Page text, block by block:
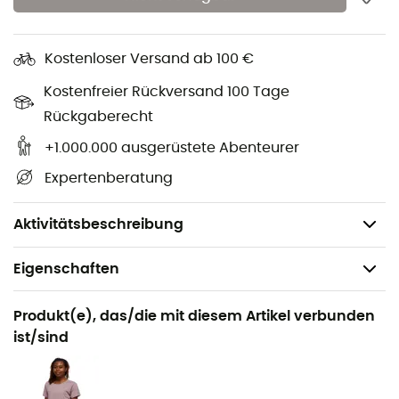
Kostenloser Versand ab 100 €
Kostenfreier Rückversand 100 Tage
Rückgaberecht
+1.000.000 ausgerüstete Abenteurer
Expertenberatung
Aktivitätsbeschreibung
aufkommt.
Unsichtbare Nähte
Hoher Kragen mit Kordelzug
Materialien:Polyester-Nylon-Mischung Stretch
Seamless Knit (61% Nylon, 33% Polyester, 6%
Gewicht:269 g
Eigenschaften
Geeignet für
Wandern / Klettern / Trekking / Alltag
Geschlecht
Damen
Produkt(e), das/die mit diesem Artikel verbunden
ist/sind